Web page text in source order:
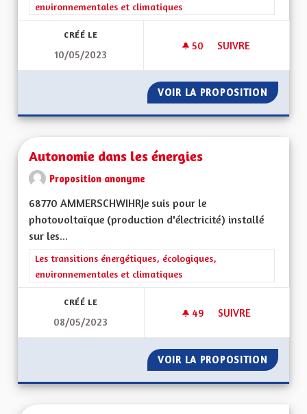
environnementales et climatiques
CRÉÉ LE
10/05/2023
50 50 ABONNÉS
SUIVRE
VOIR LA PROPOSITION
Autonomie dans les énergies
Proposition anonyme
68770 AMMERSCHWIHRJe suis pour le
photovoltaïque (production d'électricité) installé
sur les...
Filtrer les résultats de la catégorie : Les transitions
Les transitions énergétiques, écologiques,
environnementales et climatiques
CRÉÉ LE
08/05/2023
49 49 ABONNÉS
SUIVRE
VOIR LA PROPOSITION